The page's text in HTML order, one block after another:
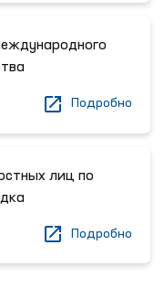
Подробно
лиц по
Подробно